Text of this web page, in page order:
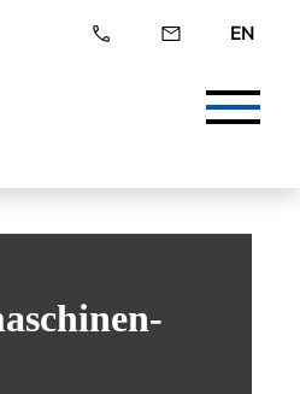
phone mail EN